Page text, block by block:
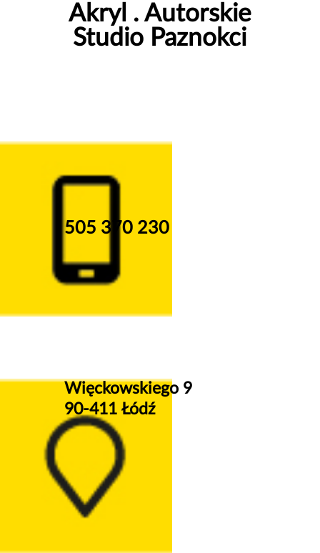
Akryl . Autorskie
Studio Paznokci
505 370 230
Więckowskiego 9
90-411 Łódź